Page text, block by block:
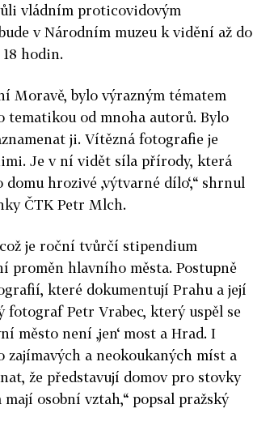
vládním proticovidovým
v Národním muzeu k vidění až do
hodin.
Moravě, bylo výrazným tématem
tematikou od mnoha autorů. Bylo
ji. Vítězná fotografie je
Je v ní vidět síla přírody, která
hrozivé ‚výtvarné dílo‘,“ shrnul
ČTK Petr Mlch.
je roční tvůrčí stipendium
proměn hlavního města. Postupně
které dokumentují Prahu a její
Petr Vrabec, který uspěl se
město není ‚jen‘ most a Hrad. I
a neokoukaných míst a
že představují domov pro stovky
osobní vztah,“ popsal pražský